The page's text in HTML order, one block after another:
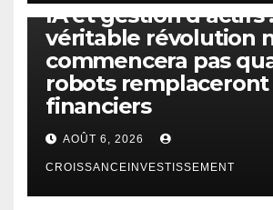
IA et gestion d’actifs
véritable révolution
commencera pas
robots remplaceront
financiers
AOÛT 6, 2026
CROISSANCEINVESTISSEMENT